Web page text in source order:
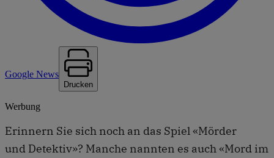
Google News
Drucken
Werbung
Erinnern Sie sich noch an das Spiel «Mörder
und Detektiv»? Manche nannten es auch «Mord im